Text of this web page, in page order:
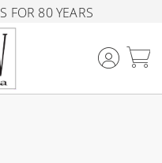
FOR 80 YEARS